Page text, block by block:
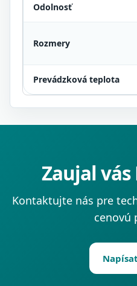
Odolnosť
Rozmery
Prevádzková teplota
Zaujal vás
Kontaktujte nás pre
cenovú